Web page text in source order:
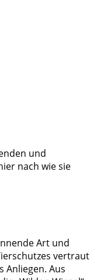
und
nach wie sie
Art und
vertraut
Anliegen. Aus